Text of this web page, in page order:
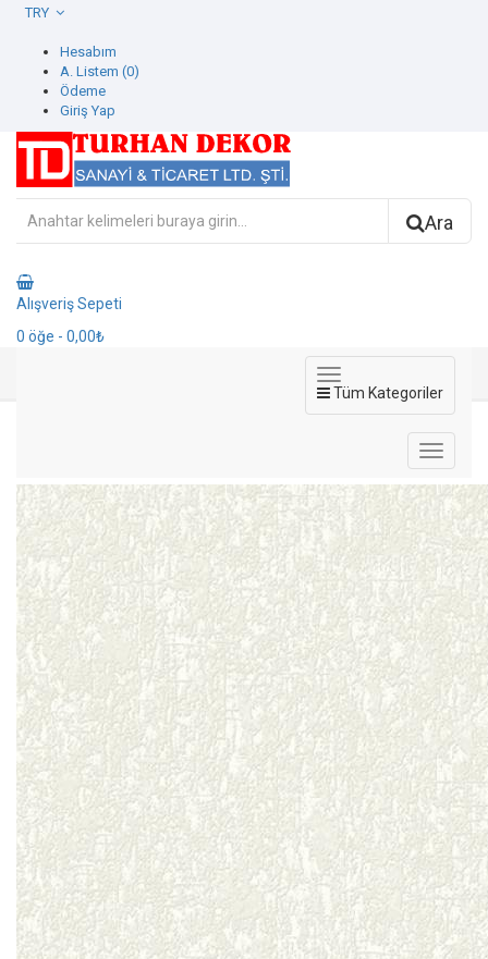
Hesabım
A. Listem (0)
Ödeme
Giriş Yap
Ara
Alışveriş Sepeti
0 öğe - 0,00₺
Tüm Kategoriler